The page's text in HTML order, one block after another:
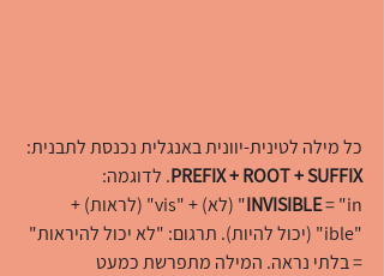
כל מילה לטינית-יוונית באנגלית נכנסת לתבנית:
PREFIX + ROOT + SUFFIX. לדוגמה:
INVISIBLE
= "in" (לא) + "vis" (לראות) +
"ible" (יכול להיות). תרגום: "לא יכול להיראות"
= בלתי נראה. המילה מתפרשת כמעט